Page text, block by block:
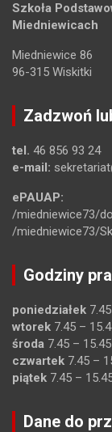
Szkoła
Miedniewicach
Miedniewice 86
96-315 Wiskitki
Zadzwoń
tel. 46 856 93 24
e-mail:
ePAUAP:
/miedniewice73/
/miedniewice73/
Godziny
poniedziałek
wtorek 7.45 –
środa 7.45 – 15.45
czwartek 7.45 –
piątek 7.45 –
Dane do